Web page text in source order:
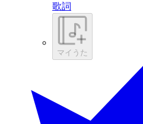
歌詞
マイうた